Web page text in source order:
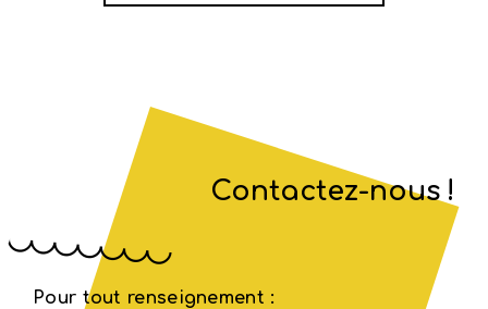
Contactez-nous !
Pour tout renseignement :